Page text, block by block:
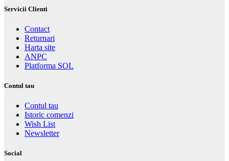
Servicii Clienti
Contact
Returnari
Harta site
ANPC
Platforma SOL
Contul tau
Contul tau
Istoric comenzi
Wish List
Newsletter
Social